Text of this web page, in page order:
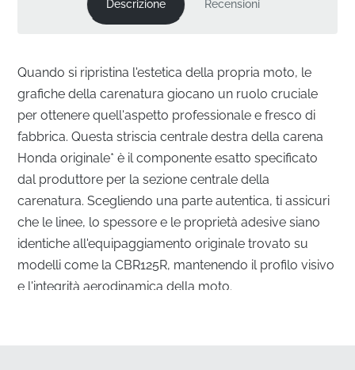
Descrizione Recensioni
Quando si ripristina l'estetica della propria moto, le
grafiche della carenatura giocano un ruolo cruciale
per ottenere quell'aspetto professionale e fresco di
fabbrica. Questa striscia centrale destra della carena
Honda originale* è il componente esatto specificato
dal produttore per la sezione centrale della
carenatura. Scegliendo una parte autentica, ti assicuri
che le linee, lo spessore e le proprietà adesive siano
identiche all'equipaggiamento originale trovato su
modelli come la CBR125R, mantenendo il profilo visivo
e l'integrità aerodinamica della moto.